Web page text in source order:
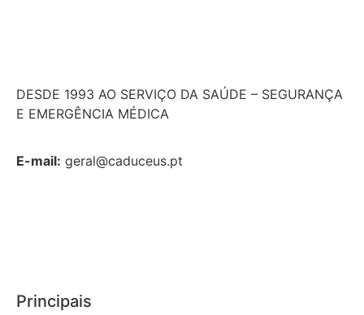
DESDE 1993 AO SERVIÇO DA SAÚDE – SEGURANÇA
E EMERGÊNCIA MÉDICA
E-mail: geral@caduceus.pt
Principais